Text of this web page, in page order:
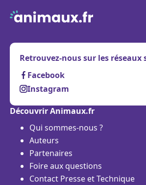
Retrouvez-nous sur les réseaux
Facebook
Instagram
Découvrir Animaux.fr
Qui sommes-nous ?
Auteurs
Partenaires
Foire aux questions
Contact Presse et Technique